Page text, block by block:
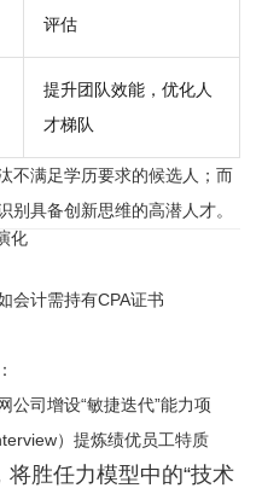
评估
提升团队效能，优化人
才梯队
不满足学历要求的候选人；而
别具备创新思维的高潜人才。
化
会计需持有CPA证书
公司增设“敏捷迭代”能力项
）提炼绩优员工特质
胜任力模型中的“技术